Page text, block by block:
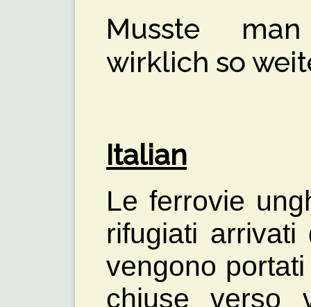
Musste
wirklich so
Italian
Le ferrovie
rifugiati
vengono
chiuse verso